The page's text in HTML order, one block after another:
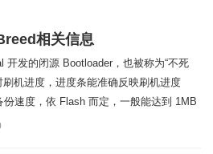
相关信息
开发的闭源 Bootloader，也被称为“不死
机进度，进度条能准确反映刷机进度
速度，依 Flash 而定，一般能达到 1MB